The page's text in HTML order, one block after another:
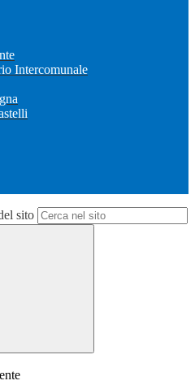
Intercomunale
sito